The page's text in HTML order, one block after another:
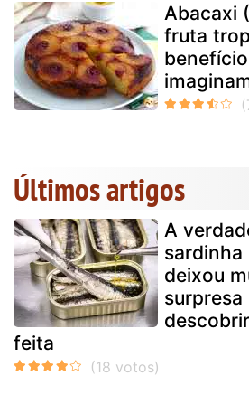
Abacaxi
fruta
Últimos artigos
A
sardinha
deixou
feita